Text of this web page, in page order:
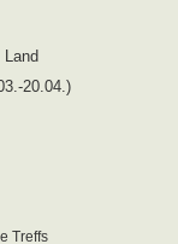
Land
20.04.)
Treffs